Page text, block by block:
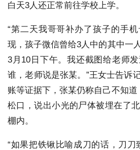
白天3人还正常前往学校上学。
“第二天我哥哥补办了孩子的手
现，孩子微信曾给3人中的其中一
3月10日下午。我还截图给老师
谁，老师说是张某。”王女士告诉
账等证据下，张某仍称自己不知道
松口，说出小光的尸体被埋在了
棚内。
“如果把铁锹比喻成刀的话，刀刀